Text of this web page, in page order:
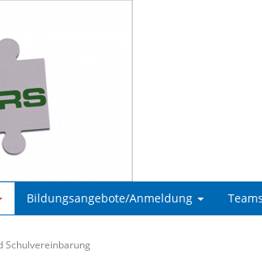
Bildungsangebote/Anmeldung
Schulvereinbarung